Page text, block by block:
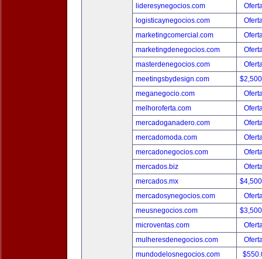
lideresynegocios.com
logisticaynegocios.com
marketingcomercial.com
marketingdenegocios.com
masterdenegocios.com
meetingsbydesign.com
meganegocio.com
melhoroferta.com
mercadoganadero.com
mercadomoda.com
mercadonegocios.com
mercados.biz
mercados.mx
mercadosynegocios.com
meusnegocios.com
microventas.com
mulheresdenegocios.com
mundodelosnegocios.com